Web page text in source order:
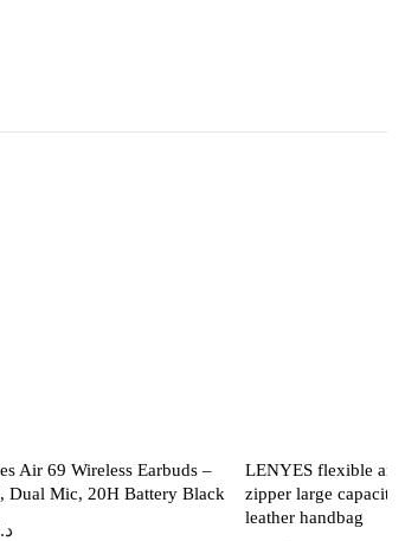
Air 69 Wireless Earbuds –
Dual Mic, 20H Battery Black
د.ا
LENYES flexible
zipper large capacity
leather handbag